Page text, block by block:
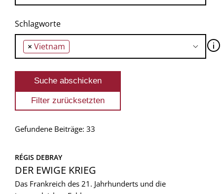
Schlagworte
× Vietnam 🛈
Gefundene Beiträge: 33
RÉGIS DEBRAY
DER EWIGE KRIEG
Das Frankreich des 21. Jahrhunderts und die